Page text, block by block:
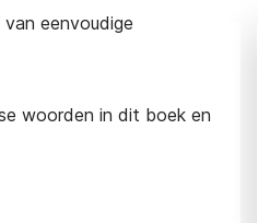
eenvoudige
woorden in dit boek en